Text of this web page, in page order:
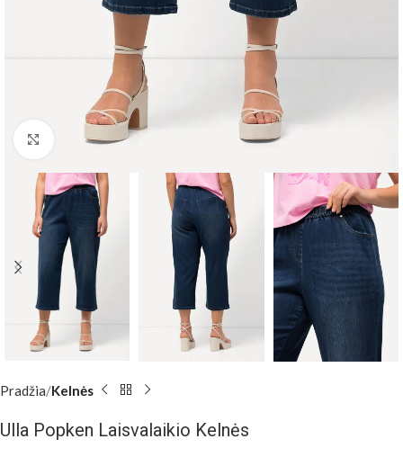
Padidinti
Pradžia Kelnės
Ulla Popken Laisvalaikio Kelnės